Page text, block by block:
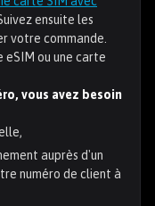
ensuite les
votre commande.
eSIM ou une carte
vous avez besoin
auprès d'un
numéro de client à